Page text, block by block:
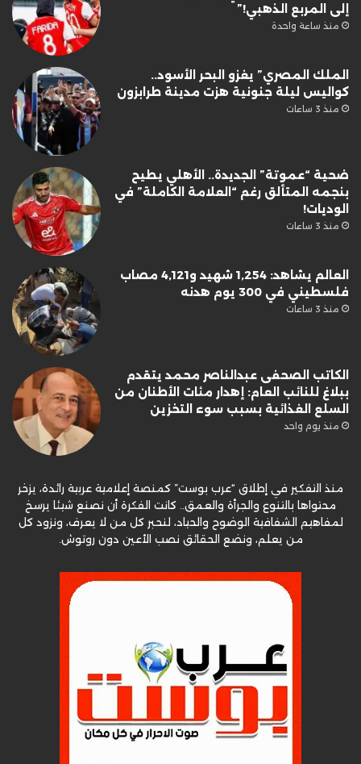
إلى المربع الذهبي!”
منذ ساعة واحدة
الملك المصري” يغزو البحر الأسود..
كواليس ليلة جنونية هزت مدينة طرابزون
منذ 3 ساعات
ضحية “عموتة” الجديدة.. الأهلي يطيح
بنجمه المتألق رغم “العلامة الكاملة” في
الوديات!
منذ 3 ساعات
العالم يشاهد: 1,254 شهيد و4,121 مصاب
فلسطيني في 300 يوم هدنه
منذ 3 ساعات
الكاتب الصحفى عبدالناصر محمد يتقدم
ببلاغ للنائب العام: إهدار مئات الأطنان من
السلع الغذائية بسبب سوء التخزين
منذ يوم واحد
منذ التفكير في إطلاق “عرب بوست” كمنصة إعلامية عربية رائدة، يزخر
محتواها بالتنوع والجرأة والعمق.. كانت الفكرة أن نصنع شيئا يرسخ
لمفاهيم الشفافية الوضوح والحياد، لنحبر كل من لا يعرف، ونزود كل
من يعلم، ونضع الحقائق نصب الأعين دون روتوش.